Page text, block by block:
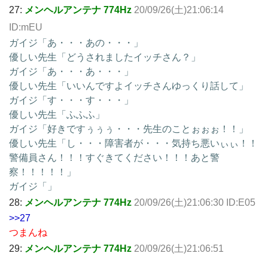
27: メンヘルアンテナ 774Hz 20/09/26(土)21:06:14
ID:mEU
ガイジ「あ・・・あの・・・」
優しい先生「どうされましたイッチさん？」
ガイジ「あ・・・あ・・・」
優しい先生「いいんですよイッチさんゆっくり話して」
ガイジ「す・・・す・・・」
優しい先生「ふふふ」
ガイジ「好きですぅぅぅ・・・先生のことぉぉぉ！！」
優しい先生「し・・・障害者が・・・気持ち悪いぃぃ！！
警備員さん！！！すぐきてください！！！あと警
察！！！！！」
ガイジ「」
28: メンヘルアンテナ 774Hz 20/09/26(土)21:06:30 ID:E05
>>27
つまんね
29: メンヘルアンテナ 774Hz 20/09/26(土)21:06:51